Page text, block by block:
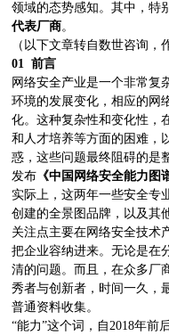
领域的态势感知。其中，特
代表厂商。
（以下文章转自数世咨询，
01 前言
网络安全产业是一个非常复
环境的发展变化，相应的网
化。这种复杂性和变化性，
和人才培养等方面的困难，
惑，这些问题最终阻碍的是
发布 《中国网络安全能力图
实际上，这两年一些安全专
创建的全景图品牌，以及其
关注点主要在网络安全技术
把企业容纳进来。无论是在
清的问题。而且，在众多厂
秀者与创新者，时间一久，
普通资料收集。
“能力”这个词，自2018年前